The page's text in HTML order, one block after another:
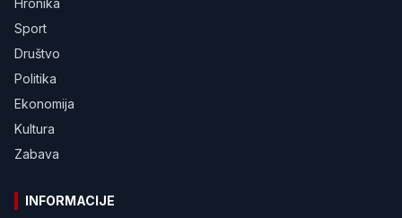
Hronika
Sport
Društvo
Politika
Ekonomija
Kultura
Zabava
INFORMACIJE